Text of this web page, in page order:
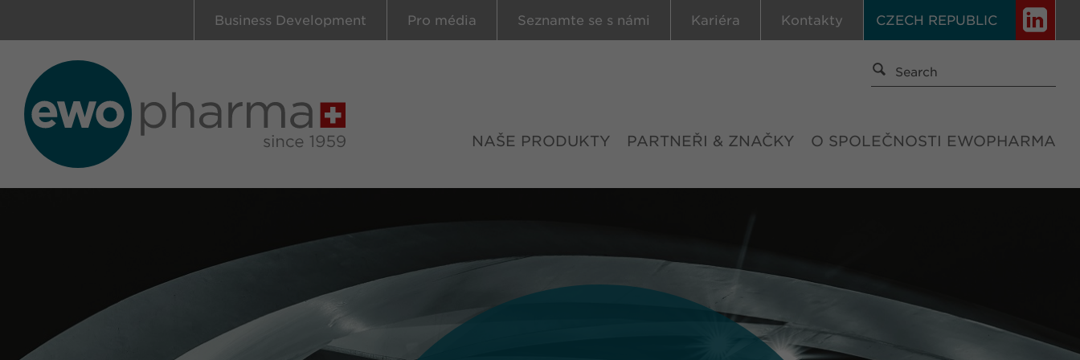
CZECH REPUBLIC
Business Development Pro média Seznamte se s námi Kariéra Kontakty
NAŠE PRODUKTY PARTNEŘI & ZNAČKY O SPOLEČNOSTI EWOPHARMA